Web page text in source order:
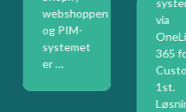
webshoppen
og PIM-
systemet
er …
via
365
1st.